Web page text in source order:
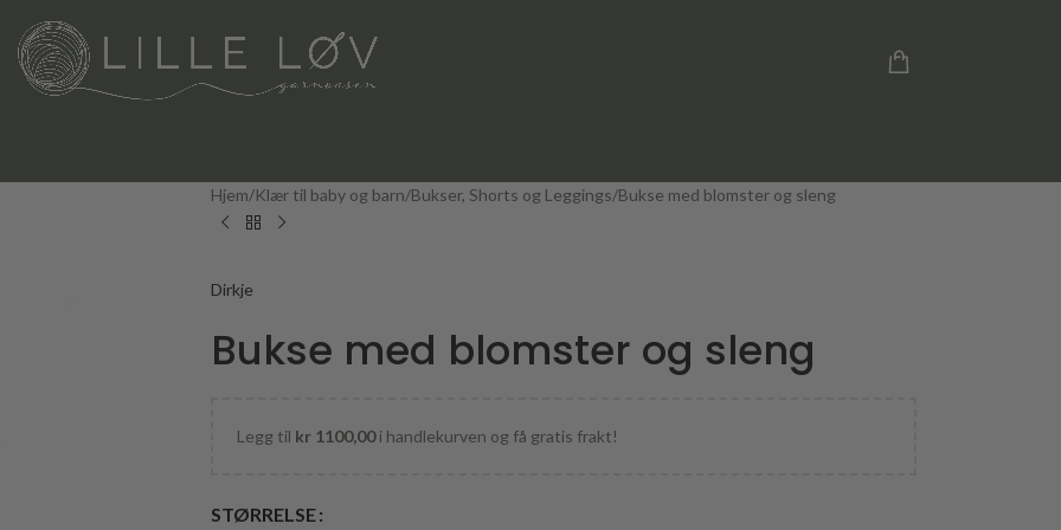
Hjem Klær til baby og barn Bukser, Shorts og Leggings Bukse med blomster og sleng
Dirkje
Bukse med blomster og sleng
Legg til kr1100,00i handlekurven og få gratis frakt!
STØRRELSE